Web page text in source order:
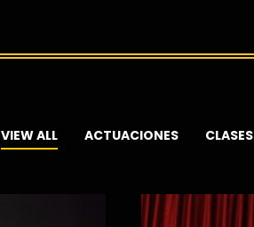
VIEW ALL ACTUACIONES CLASES